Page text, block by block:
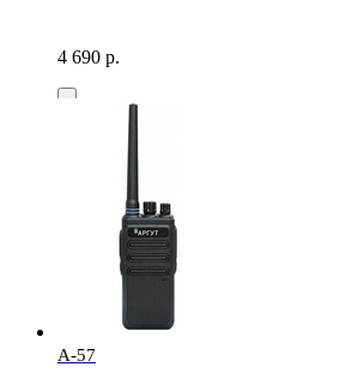
4 690 р.
A-57